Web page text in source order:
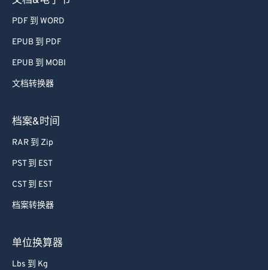
PDF 到 WORD
EPUB 到 PDF
EPUB 到 MOBI
文档转换器
档案&时间
RAR 到 Zip
PST 到 EST
CST 到 EST
档案转换器
单位换算器
Lbs 到 Kg